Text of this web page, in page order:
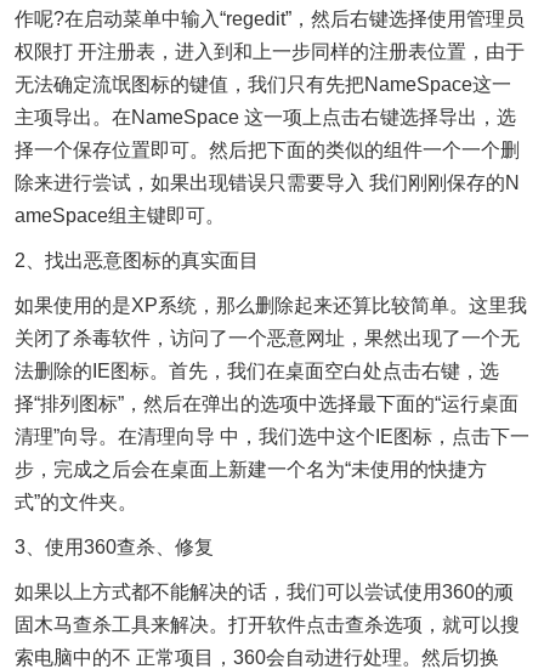
作呢?在启动菜单中输入“regedit”，然后右键选择使用管理员
权限打 开注册表，进入到和上一步同样的注册表位置，由于
无法确定流氓图标的键值，我们只有先把NameSpace这一
主项导出。在NameSpace 这一项上点击右键选择导出，选
择一个保存位置即可。然后把下面的类似的组件一个一个删
除来进行尝试，如果出现错误只需要导入 我们刚刚保存的N
ameSpace组主键即可。
2、找出恶意图标的真实面目
如果使用的是XP系统，那么删除起来还算比较简单。这里我
关闭了杀毒软件，访问了一个恶意网址，果然出现了一个无
法删除的IE图标。首先，我们在桌面空白处点击右键，选
择“排列图标”，然后在弹出的选项中选择最下面的“运行桌面
清理”向导。在清理向导 中，我们选中这个IE图标，点击下一
步，完成之后会在桌面上新建一个名为“未使用的快捷方
式”的文件夹。
3、使用360查杀、修复
如果以上方式都不能解决的话，我们可以尝试使用360的顽
固木马查杀工具来解决。打开软件点击查杀选项，就可以搜
索电脑中的不 正常项目，360会自动进行处理。然后切换